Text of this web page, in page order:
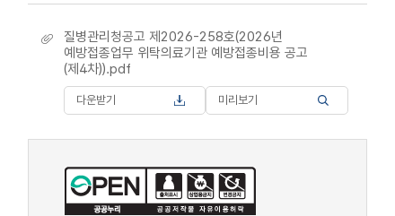
질병관리청공고 제2026-258호(2026년
예방접종업무 위탁의료기관 예방접종비용 공고
(제4차)).pdf
다운받기 미리보기